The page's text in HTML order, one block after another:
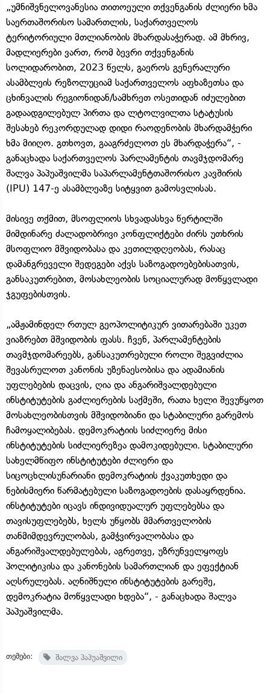
„უმნიშვნელოვანესია თითოეული თქვენგანის ძლიერი ხმა
საერთაშორისო სამართლის, საქართველოს
ტერიტორიული მთლიანობის მხარდასაჭერად. ამ მხრივ,
მადლიერები ვართ, რომ ბევრი თქვენგანის
სოლიდარობით, 2023 წელს, გაეროს გენერალური
ასამბლეის რეზოლუციამ საქართველოს აფხაზეთსა და
ცხინვალის რეგიონიდან/სამხრეთ ოსეთიდან იძულებით
გადაადგილებულ პირთა და ლტოლვილთა სტატუსის
შესახებ რეკორდულად დიდი რაოდენობის მხარდამჭერი
ხმა მიიღო. გთხოვთ, გააგრძელოთ ეს მხარდაჭერა“, -
განაცხადა საქართველოს პარლამენტის თავმჯდომარე
შალვა პაპუაშვილმა საპარლამენტთაშორისო კავშირის
(IPU) 147-ე ასამბლეაზე სიტყვით გამოსვლისას.
მისივე თქმით, მსოფლიოს სხვადასხვა წერტილში
მიმდინარე ძალადობრივი კონფლიქტები ძირს უთხრის
მსოფლიო მშვიდობასა და კეთილდღეობას, რასაც
დამანგრეველი შედეგები აქვს საზოგადოებებისათვის,
განსაკუთრებით, მოსახლეობის სოციალურად მოწყვლადი
ჯგუფებისთვის.
„ამჟამინდელ რთულ გეოპოლიტიკურ ვითარებაში უკეთ
ვიაზრებთ მშვიდობის ფასს. ჩვენ, პარლამენტების
თავმჯდომარეებს, განსაკუთრებული როლი შეგვიძლია
შევასრულოთ კანონის უზენაესობისა და ადამიანის
უფლებების დაცვის, ღია და ანგარიშვალდებული
ინსტიტუტების გაძლიერების საქმეში, რათა ხელი შევუწყოთ
მოსახლეობისთვის მშვიდობიანი და სტაბილური გარემოს
ჩამოყალიბებას. დემოკრატიის სიძლიერე მისი
ინსტიტუტების სიძლიერეზეა დამოკიდებული. სტაბილური
სახელმწიფო ინსტიტუტები ძლიერი და
სიცოცხლისუნარიანი დემოკრატიის ქვაკუთხედი და
ნებისმიერი წარმატებული საზოგადოების დასაყრდენია.
ინსტიტუტები იცავს ინდივიდუალურ უფლებებსა და
თავისუფლებებს, ხელს უწყობს მმართველობის
თანმიმდევრულობას, გამჭვირვალობასა და
ანგარიშვალდებულებას, აგრეთვე, უზრუნველყოფს
პოლიტიკისა და კანონების სამართლიან და ეფექტიან
აღსრულებას. აღნიშნული ინსტიტუტების გარეშე,
დემოკრატია მოწყვლადი ხდება“, - განაცხადა შალვა
პაპუაშვილმა.
თემები: შალვა პაპუაშვილი